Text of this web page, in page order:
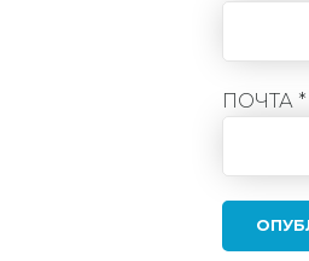
ПОЧТА *